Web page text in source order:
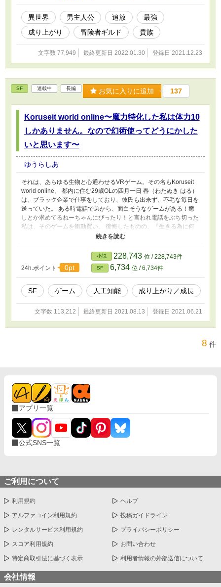
異世界 男主人公 追放
最強
成り上がり
冒険者ギルド 貴族
文字数 77,949 最終更新日 2022.01.30 登録日 2021.12.23
SF 連載中 長編 お気に入りに追加 137
Koruseit world online〜魔力特化した私は体力10
しかありません。なので幻術使ってどうにかした
いと思います〜
ゆうらしあ
それは、あらゆる生物と心通わせるVRゲーム。その名もKoruseit
world online。 都内に住む29歳OLの四月一日 春（わたぬき はる）
は、ブラック企業で仕事をしており、彼氏も出来ず、不毛な毎日を
送っていた。 ある時電話で弟から、面白そうなゲームがある！癒
しとか求めてるねーちゃんにぴったり！と言われ電話をぶち切った
私は、そのゲームを衝動買い。 後悔したものの、『生きる為に何
をする？限定された時間で何をする？癒しと刺激を貴方に。』とい
退屈な日常に少しでも癒しと刺激をくれ。 やがて『幻想姫』と呼
ばれる様になり、敬われ、恐れられる、そんなゲームライフが今始
まる。
24h.ポイント 0pt
小説 228,743 位 / 228,743件
SF 6,734 位 / 6,734件
SF ゲーム 人工知能 成り上がり／成長
文字数 113,212 最終更新日 2021.08.13 登録日 2021.06.21
8 件
アプリ一覧
公式SNS一覧
ご利用について
利用規約 ヘルプ
アルファコイン利用規約 投稿ガイドライン
レンタルサービス利用規約 プライバシーポリシー
スコア利用規約 お問い合わせ
特定商取引法に基づく表示 利用者情報の外部送信について
会社情報